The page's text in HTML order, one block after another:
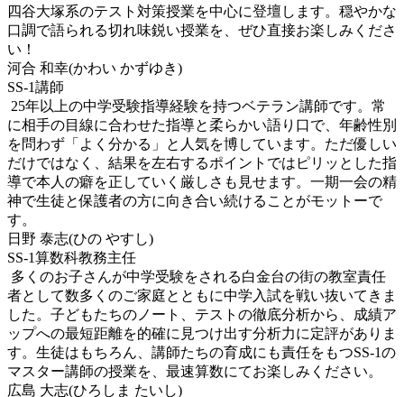
四谷大塚系のテスト対策授業を中心に登壇します。穏やかな
口調で語られる切れ味鋭い授業を、ぜひ直接お楽しみくださ
い！
河合 和幸(かわい かずゆき)
SS-1講師
25年以上の中学受験指導経験を持つベテラン講師です。常
に相手の目線に合わせた指導と柔らかい語り口で、年齢性別
を問わず「よく分かる」と人気を博しています。ただ優しい
だけではなく、結果を左右するポイントではピリッとした指
導で本人の癖を正していく厳しさも見せます。一期一会の精
神で生徒と保護者の方に向き合い続けることがモットーで
す。
日野 泰志(ひの やすし)
SS-1算数科教務主任
多くのお子さんが中学受験をされる白金台の街の教室責任
者として数多くのご家庭とともに中学入試を戦い抜いてきま
した。子どもたちのノート、テストの徹底分析から、成績ア
ップへの最短距離を的確に見つけ出す分析力に定評がありま
す。生徒はもちろん、講師たちの育成にも責任をもつSS-1の
マスター講師の授業を、最速算数にてお楽しみください。
広島 大志(ひろしま たいし)